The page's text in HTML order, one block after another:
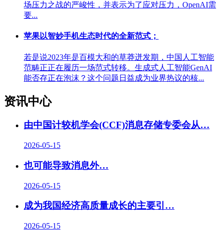
场压力之战的严峻性，并表示为了应对压力，OpenAI需
要...
苹果以智妙手机生态时代的全新范式；
若是说2023年是百模大和的草莽迸发期，中国人工智能
范畴正正在履历一场范式转移。生成式人工智能GenAI
能否存正在泡沫？这个问题日益成为业界热议的核...
资讯中心
由中国计较机学会(CCF)消息存储专委会从…
2026-05-15
也可能导致消息外…
2026-05-15
成为我国经济高质量成长的主要引…
2026-05-15